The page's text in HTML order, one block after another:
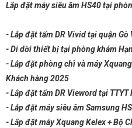
Lắp đặt máy siêu âm HS40 tại
- Lắp đặt tấm DR Vivid tại quận Gò
- Di dời thiết bị tại phòng khám
- Lắp đặt phòng chì và máy
Khách hàng 2025
- Lắp đặt tấm DR Vieword tại TTYT
- Lắp đặt máy siêu âm Samsung
- Lắp đặt máy Xquang Kelex + Bộ